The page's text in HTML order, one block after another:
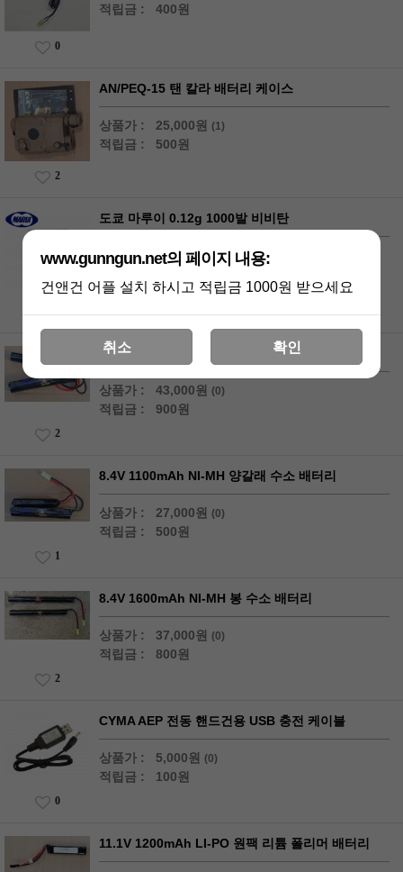
적립금 : 400원
0
AN/PEQ-15 탠 칼라 배터리 케이스
상품가 : 25,000원 (1)
적립금 : 500원
2
도쿄 마루이 0.12g 1000발 비비탄
상품가 : 5,500원 (0)
9.6V 1600mAh NI-MH 양갈래 수소 배터리
상품가 : 43,000원 (0)
적립금 : 900원
2
8.4V 1100mAh NI-MH 양갈래 수소 배터리
상품가 : 27,000원 (0)
적립금 : 500원
1
8.4V 1600mAh NI-MH 봉 수소 배터리
상품가 : 37,000원 (0)
적립금 : 800원
2
CYMA AEP 전동 핸드건용 USB 충전 케이블
상품가 : 5,000원 (0)
적립금 : 100원
0
11.1V 1200mAh LI-PO 원팩 리튬 폴리머 배터리
www.gunngun.net의 페이지 내용:
건앤건 어플 설치 하시고 적립금 1000원 받으세요
취소 확인